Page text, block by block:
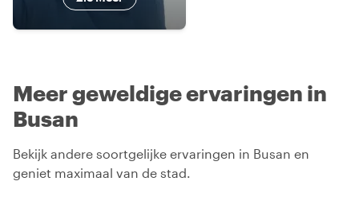
Meer geweldige ervaringen in
Busan
Bekijk andere soortgelijke ervaringen in Busan en
geniet maximaal van de stad.